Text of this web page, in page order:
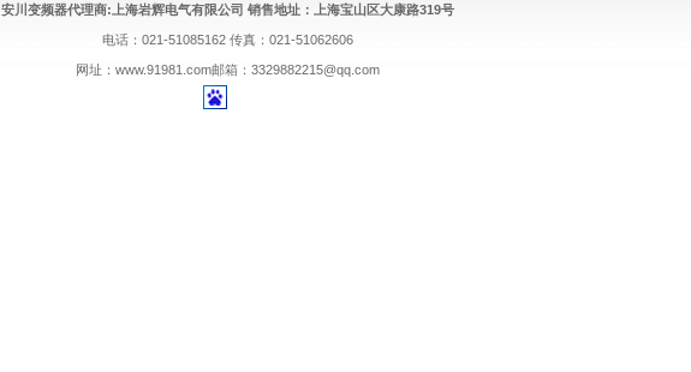
安川变频器代理商:上海岩辉电气有限公司 销售地址：上海宝山区大康路319号
电话：021-51085162 传真：021-51062606
网址： www.91981.com邮箱： 3329882215@qq.com